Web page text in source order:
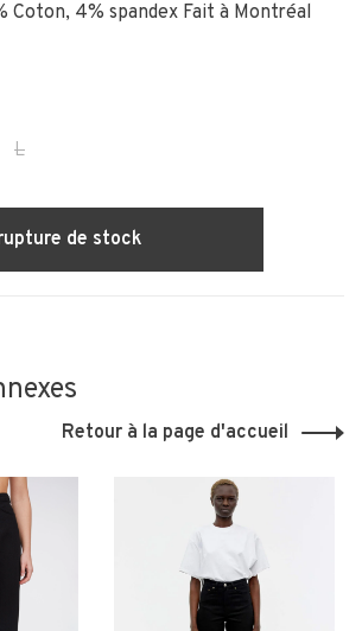
Coton, 4% spandex Fait à Montréal
L
de stock
Retour à la page d'accueil